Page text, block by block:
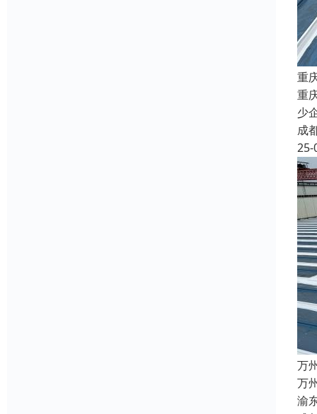
重
重
少
成
25-
万
万
渝